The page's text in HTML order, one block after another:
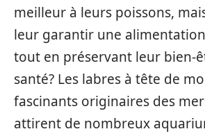
meilleur à leurs poissons,
leur garantir une
tout en préservant leur bien-
santé? Les labres à tête de
fascinants originaires des
attirent de nombreux